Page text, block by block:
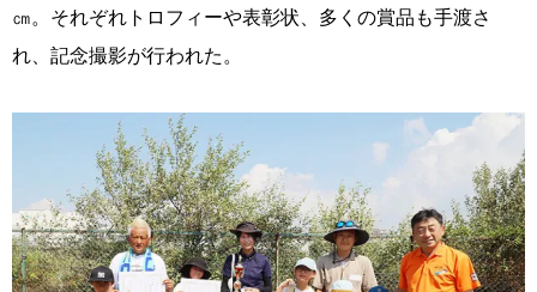
㎝。それぞれトロフィーや表彰状、多くの賞品も手渡さ
れ、記念撮影が行われた。